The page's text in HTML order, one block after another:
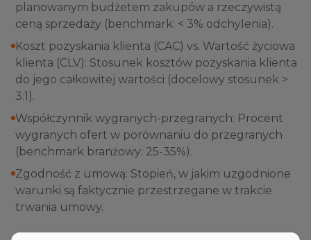
planowanym budżetem zakupów a rzeczywistą
ceną sprzedaży (benchmark: < 3% odchylenia).
Koszt pozyskania klienta (CAC) vs. Wartość życiowa
klienta (CLV): Stosunek kosztów pozyskania klienta
do jego całkowitej wartości (docelowy stosunek >
3:1).
Współczynnik wygranych-przegranych: Procent
wygranych ofert w porównaniu do przegranych
(benchmark branżowy: 25-35%).
Zgodność z umową: Stopień, w jakim uzgodnione
warunki są faktycznie przestrzegane w trakcie
trwania umowy.